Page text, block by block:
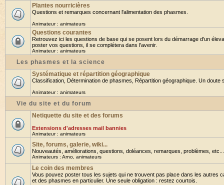
Plantes nourricières
Questions et remarques concernant l'alimentation des phasmes.
Animateur : animateurs
Questions courantes
Retrouvez ici les questions de base qui se posent lors du démarrage d'un
poster vos questions, il se complétera dans l'avenir.
Animateur : animateurs
Les phasmes et la science
Systématique et répartition géographique
Classification, Détermination de phasmes, Répartition géographique. Un doute
Animateur : animateurs
Vie du site et du forum
Netiquette du site et des forums
Extensions d'adresses mail bannies
Animateur : animateurs
Site, forums, galerie, wiki...
Nouveautés, améliorations, questions, doléances, remarques, problèmes,
Animateurs : Arno animateurs
Le coin des membres
Vous pouvez poster tous les sujets qui ne trouvent pas place dans les autres
et des phasmes en particulier. Une seule obligation : restez courtois.